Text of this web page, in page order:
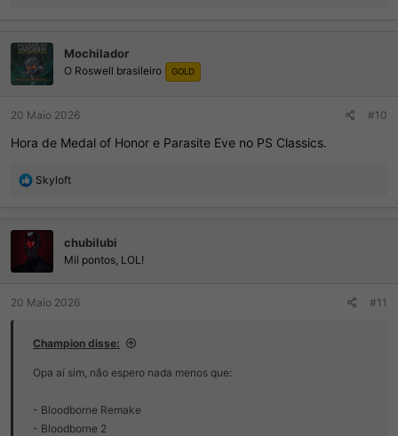
e
s
Mochilador
O Roswell brasileiro GOLD
20 Maio 2026 #10
Hora de Medal of Honor e Parasite Eve no PS Classics.
R
õ
e
s
Skyloft
chubilubi
Mil pontos, LOL!
20 Maio 2026 #11
Champion disse:
Opa aí sim, não espero nada menos que:
- Bloodborne Remake
- Bloodborne 2